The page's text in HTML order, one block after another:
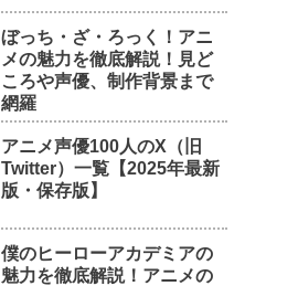
ぼっち・ざ・ろっく！アニ
メの魅力を徹底解説！見ど
ころや声優、制作背景まで
網羅
アニメ声優100人のX（旧
Twitter）一覧【2025年最新
版・保存版】
僕のヒーローアカデミアの
魅力を徹底解説！アニメの